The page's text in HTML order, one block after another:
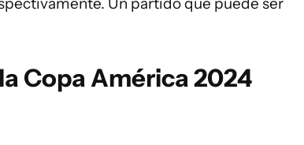
Copa América 2024